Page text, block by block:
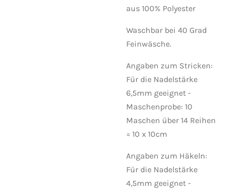
aus 100% Polyester
Waschbar bei 40 Grad
Feinwäsche.
Angaben zum Stricken:
Für die Nadelstärke
6,5mm geeignet -
Maschenprobe: 10
Maschen über 14 Reihen
= 10 x 10cm
Angaben zum Häkeln:
Für die Nadelstärke
4,5mm geeignet -